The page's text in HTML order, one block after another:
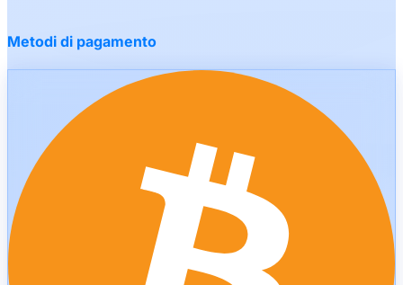
Metodi di pagamento